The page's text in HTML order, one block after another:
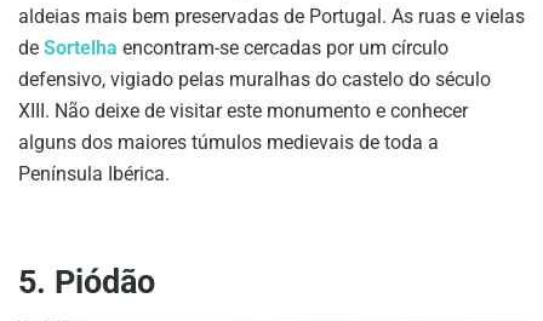
aldeias mais bem preservadas de Portugal. As ruas e vielas
de Sortelha encontram-se cercadas por um círculo
defensivo, vigiado pelas muralhas do castelo do século
XIII. Não deixe de visitar este monumento e conhecer
alguns dos maiores túmulos medievais de toda a
Península Ibérica.
5. Piódão